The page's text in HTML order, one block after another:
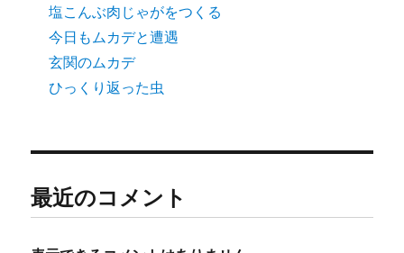
塩こんぶ肉じゃがをつくる
今日もムカデと遭遇
玄関のムカデ
ひっくり返った虫
最近のコメント